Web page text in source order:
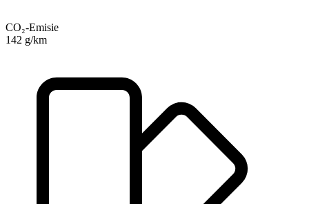
CO₂-Emisie
142 g/km